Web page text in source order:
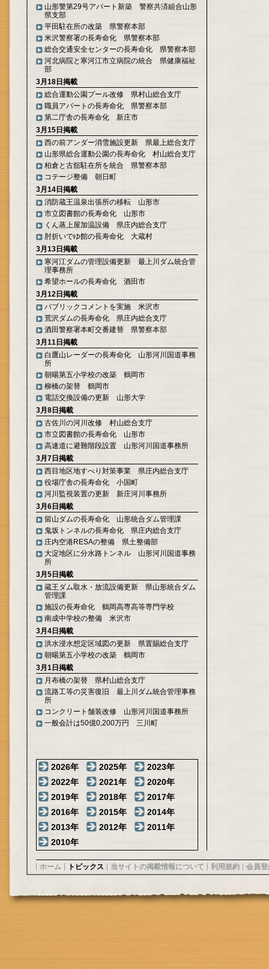
山形警第29号アパート新築 警察共済組合山形
県支部
平田駐在所の改築 県警察本部
米沢警察署の長寿命化 県警察本部
総合交通安全センターの長寿命化 県警察本部
河北病院と寒河江市立病院の統合 県健康福祉
部
3月18日掲載
総合運動公園プール改修 県村山総合支庁
職員アパートの長寿命化 県警察本部
第二庁舎の長寿命化 新庄市
3月15日掲載
西の前アンダー消雪施設更新 県最上総合支庁
山形県総合運動公園の長寿命化 村山総合支庁
柏倉と古舘駐在所を統合 県警察本部
コテージ整備 朝日町
3月14日掲載
消防蔵王温泉出張所の移転 山形市
市立図書館の長寿命化 山形市
くん蒸上屋加温設備 県庄内総合支庁
肘折いでゆ館の長寿命化 大蔵村
3月13日掲載
寒河江ダムの管理設備更新 最上川ダム統合管
理事務所
希望ホールの長寿命化 酒田市
3月12日掲載
パブリックコメントを実施 米沢市
荒沢ダムの長寿命化 県庄内総合支庁
酒田警察署本町交番建替 県警察本部
3月11日掲載
白鷹山レーダーの長寿命化 山形河川国道事務
所
朝暘第五小学校の改築 鶴岡市
柳橋の架替 鶴岡市
電話交換設備の更新 山形大学
3月8日掲載
古佐川の河川改修 村山総合支庁
市立図書館の長寿命化 山形市
高速道に避難階段設置 山形河川国道事務所
3月7日掲載
西目地区地すべり対策事業 県庄内総合支庁
役場庁舎の長寿命化 小国町
河川監視装置の更新 新庄河川事務所
3月6日掲載
留山ダムの長寿命化 山形統合ダム管理課
鬼坂トンネルの長寿命化 県庄内総合支庁
庄内空港RESAの整備 県土整備部
大淀地区に分水路トンネル 山形河川国道事務
所
3月5日掲載
蔵王ダム取水・放流設備更新 県山形統合ダム
管理課
施設の長寿命化 鶴岡高専高等専門学校
南成中学校の整備 米沢市
3月4日掲載
洪水浸水想定区域図の更新 県置賜総合支庁
朝暘第五小学校の改築 鶴岡市
3月1日掲載
月布橋の架替 県村山総合支庁
流路工等の災害復旧 最上川ダム統合管理事務
所
コンクリート舗装改修 山形河川国道事務所
一般会計は50億0,200万円 三川町
2026年 2025年
2023年
2022年
2021年
2020年
2019年
2018年
2017年
2016年
2015年
2014年
2013年
2012年
2011年
2010年
ホーム トピックス 当サイトの掲載情報について 利用規約 会員